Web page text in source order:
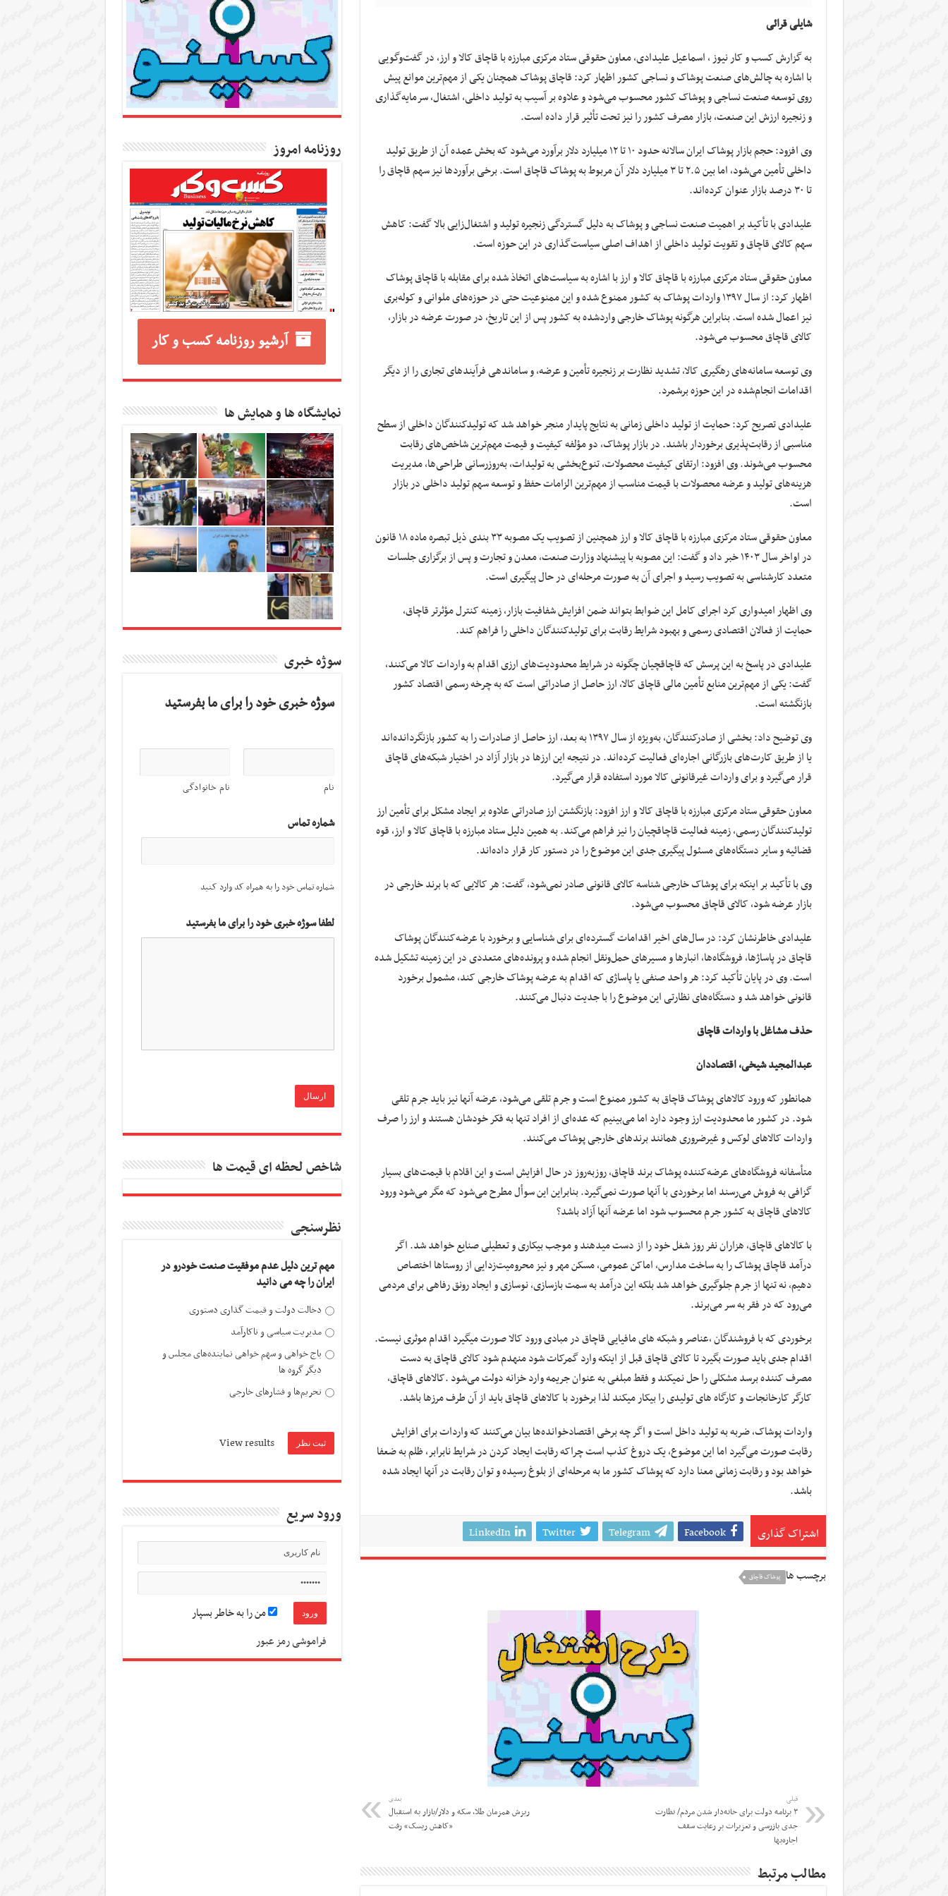
شایلی قرائی
به گزارش کسب و کار نیوز ، اسماعیل علیدادی، معاون حقوقی ستاد مرکزی مبارزه با قاچاق کالا و ارز، در گفت‌وگویی
با اشاره به چالش‌های صنعت پوشاک و نساجی کشور اظهار کرد: قاچاق پوشاک همچنان یکی از مهم‌ترین موانع پیش
روی توسعه صنعت نساجی و پوشاک کشور محسوب می‌شود و علاوه بر آسیب به تولید داخلی، اشتغال، سرمایه‌گذاری
و زنجیره ارزش این صنعت، بازار مصرف کشور را نیز تحت تأثیر قرار داده است.
وی افزود: حجم بازار پوشاک ایران سالانه حدود ۱۰ تا ۱۲ میلیارد دلار برآورد می‌شود که بخش عمده آن از طریق تولید
داخلی تأمین می‌شود، اما بین ۲.۵ تا ۳ میلیارد دلار آن مربوط به پوشاک قاچاق است. برخی برآوردها نیز سهم قاچاق را
تا ۳۰ درصد بازار عنوان کرده‌اند.
علیدادی با تأکید بر اهمیت صنعت نساجی و پوشاک به دلیل گستردگی زنجیره تولید و اشتغال‌زایی بالا گفت: کاهش
سهم کالای قاچاق و تقویت تولید داخلی از اهداف اصلی سیاست‌گذاری در این حوزه است.
معاون حقوقی ستاد مرکزی مبارزه با قاچاق کالا و ارز با اشاره به سیاست‌های اتخاذ شده برای مقابله با قاچاق پوشاک
اظهار کرد: از سال ۱۳۹۷ واردات پوشاک به کشور ممنوع شده و این ممنوعیت حتی در حوزه‌های ملوانی و کوله‌بری
نیز اعمال شده است. بنابراین هرگونه پوشاک خارجی واردشده به کشور پس از این تاریخ، در صورت عرضه در بازار،
کالای قاچاق محسوب می‌شود.
وی توسعه سامانه‌های رهگیری کالا، تشدید نظارت بر زنجیره تأمین و عرضه، و ساماندهی فرآیندهای تجاری را از دیگر
اقدامات انجام‌شده در این حوزه برشمرد.
علیدادی تصریح کرد: حمایت از تولید داخلی زمانی به نتایج پایدار منجر خواهد شد که تولیدکنندگان داخلی از سطح
مناسبی از رقابت‌پذیری برخوردار باشند. در بازار پوشاک، دو مؤلفه کیفیت و قیمت مهم‌ترین شاخص‌های رقابت
محسوب می‌شوند. وی افزود: ارتقای کیفیت محصولات، تنوع‌بخشی به تولیدات، به‌روزرسانی طراحی‌ها، مدیریت
هزینه‌های تولید و عرضه محصولات با قیمت مناسب از مهم‌ترین الزامات حفظ و توسعه سهم تولید داخلی در بازار
است.
معاون حقوقی ستاد مرکزی مبارزه با قاچاق کالا و ارز همچنین از تصویب یک مصوبه ۳۳ بندی ذیل تبصره ماده ۱۸ قانون
در اواخر سال ۱۴۰۳ خبر داد و گفت: این مصوبه با پیشنهاد وزارت صنعت، معدن و تجارت و پس از برگزاری جلسات
متعدد کارشناسی به تصویب رسید و اجرای آن به صورت مرحله‌ای در حال پیگیری است.
وی اظهار امیدواری کرد اجرای کامل این ضوابط بتواند ضمن افزایش شفافیت بازار، زمینه کنترل مؤثرتر قاچاق،
حمایت از فعالان اقتصادی رسمی و بهبود شرایط رقابت برای تولیدکنندگان داخلی را فراهم کند.
علیدادی در پاسخ به این پرسش که قاچاقچیان چگونه در شرایط محدودیت‌های ارزی اقدام به واردات کالا می‌کنند،
گفت: یکی از مهم‌ترین منابع تأمین مالی قاچاق کالا، ارز حاصل از صادراتی است که به چرخه رسمی اقتصاد کشور
بازنگشته است.
وی توضیح داد: بخشی از صادرکنندگان، به‌ویژه از سال ۱۳۹۷ به بعد، ارز حاصل از صادرات را به کشور بازنگردانده‌اند
یا از طریق کارت‌های بازرگانی اجاره‌ای فعالیت کرده‌اند. در نتیجه این ارزها در بازار آزاد در اختیار شبکه‌های قاچاق
قرار می‌گیرد و برای واردات غیرقانونی کالا مورد استفاده قرار می‌گیرد.
معاون حقوقی ستاد مرکزی مبارزه با قاچاق کالا و ارز افزود: بازنگشتن ارز صادراتی علاوه بر ایجاد مشکل برای تأمین ارز
تولیدکنندگان رسمی، زمینه فعالیت قاچاقچیان را نیز فراهم می‌کند. به همین دلیل ستاد مبارزه با قاچاق کالا و ارز، قوه
قضائیه و سایر دستگاه‌های مسئول پیگیری جدی این موضوع را در دستور کار قرار داده‌اند.
وی با تأکید بر اینکه برای پوشاک خارجی شناسه کالای قانونی صادر نمی‌شود، گفت: هر کالایی که با برند خارجی در
بازار عرضه شود، کالای قاچاق محسوب می‌شود.
علیدادی خاطرنشان کرد: در سال‌های اخیر اقدامات گسترده‌ای برای شناسایی و برخورد با عرضه‌کنندگان پوشاک
قاچاق در پاساژها، فروشگاه‌ها، انبارها و مسیرهای حمل‌ونقل انجام شده و پرونده‌های متعددی در این زمینه تشکیل شده
است. وی در پایان تأکید کرد: هر واحد صنفی یا پاساژی که اقدام به عرضه پوشاک خارجی کند، مشمول برخورد
قانونی خواهد شد و دستگاه‌های نظارتی این موضوع را با جدیت دنبال می‌کنند.
حذف مشاغل با واردات قاچاق
عبدالمجید شیخی، اقتصاددان
همانطور که ورود کالاهای پوشاک قاچاق به کشور ممنوع است و جرم تلقی می‌شود، عرضه آنها نیز باید جرم تلقی
شود. در کشور ما محدودیت ارز وجود دارد اما می‌بینیم که عده‌ای از افراد تنها به فکر خودشان هستند و ارز را صرف
واردات کالاهای لوکس و غیرضروری همانند برندهای خارجی پوشاک می‌کنند.
متأسفانه فروشگاه‌های عرضه‌کننده پوشاک برند قاچاق، روزبه‌روز در حال افزایش است و این اقلام با قیمت‌های بسیار
گزافی به فروش می‌رسند اما برخوردی با آنها صورت نمی‌گیرد. بنابراین این سوأل مطرح می‌شود که مگر می‌شود ورود
کالاهای قاچاق به کشور جرم محسوب شود اما عرضه آنها آزاد باشد؟
با کالاهای قاچاق، هزاران نفر روز شغل خود را از دست می‎دهند و موجب بیکاری و تعطیلی صنایع خواهد شد. اگر
درآمد قاچاق پوشاک را به ساخت مدارس، اماکن عمومی، مسکن مهر و نیز محرومیت‌زدایی از روستاها اختصاص
دهیم، نه تنها از جرم جلوگیری خواهد شد بلکه این درآمد به سمت بازسازی، نوسازی و ایجاد رونق رفاهی برای مردمی
می‌رود که در فقر به سر می‌برند.
برخوردی که با فروشندگان ،عناصر و شبکه های مافیایی قاچاق در مبادی ورود کالا صورت می‎گیرد اقدام موثری نیست.
اقدام جدی باید صورت بگیرد تا کالای قاچاق قبل از اینکه وارد گمرکات شود منهدم شود کالای قاچاق به دست
مصرف کننده برسد مشکلی را حل نمی‎کند و فقط مبلغی به عنوان جریمه وارد خزانه دولت می‌شود .کالاهای قاچاق،
کارگر کارخانجات و کارگاه های تولیدی را بیکار می‎کند لذا برخورد با کالاهای قاچاق باید از آن طرف مرزها باشد.
واردات پوشاک، ضربه به تولید داخل است و اگر چه برخی اقتصادخوانده‌ها بیان می‌کنند که واردات برای افزایش
رقابت صورت می‌گیرد اما این موضوع، یک دروغ کذب است چراکه رقابت ایجاد کردن در شرایط نابرابر، ظلم به ضعفا
خواهد بود و رقابت زمانی معنا دارد که پوشاک کشور ما به مرحله‌ای از بلوغ رسیده و توان رقابت در آنها ایجاد شده
باشد.
اشتراک گذاری Facebook
Telegram
Twitter
LinkedIn
برچسب ها پوشاک قاچاق
قبلی
۳ برنامه دولت برای خانه‌دار شدن مردم/ نظارت
جدی بازرسی و تعزیرات بر رعایت سقف
اجاره‌بها
بعدی
ریزش همزمان طلا، سکه و دلار/بازار به استقبال
«کاهش ریسک» رفت
مطالب مرتبط
روزنامه امروز
آرشیو روزنامه کسب و کار
نمایشگاه ها و همایش ها
سوژه خبری
سوژه خبری خود را برای ما بفرستید
نام نام خانوادگی
شماره تماس
شماره تماس خود را به همراه کد وارد کنید
لطفا سوژه خبری خود را برای ما بفرستید
شاخص لحظه ای قیمت ها
نظرسنجی
مهم ترین دلیل عدم موفقیت صنعت خودرو در
ایران را چه می دانید
دخالت دولت و قیمت گذاری دستوری
مدیریت سیاسی و ناکارآمد
باج خواهی و سهم خواهی نماینده‌های مجلس و
دیگر گروه ها
تحریم‌ها و فشارهای خارجی
View results
ورود سریع
من را به خاطر بسپار
فراموشی رمز عبور